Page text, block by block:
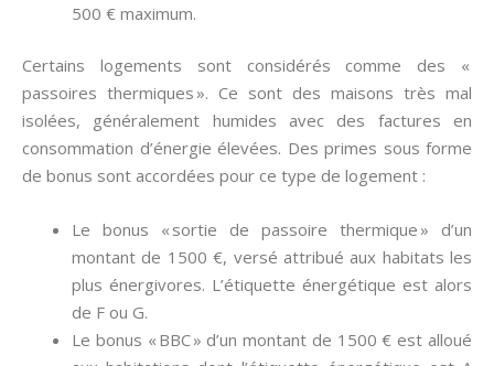
500 € maximum.
Certains logements sont considérés comme des «
passoires thermiques ». Ce sont des maisons très mal
isolées, généralement humides avec des factures en
consommation d’énergie élevées. Des primes sous forme
de bonus sont accordées pour ce type de logement :
Le bonus « sortie de passoire thermique » d’un
montant de 1500 €, versé attribué aux habitats les
plus énergivores. L’étiquette énergétique est alors
de F ou G.
Le bonus « BBC » d’un montant de 1500 € est alloué